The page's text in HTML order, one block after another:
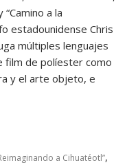
a la
estadounidense Chris
múltiples lenguajes
film de políester como
y el arte objeto, e
a Cihuatéotl”,